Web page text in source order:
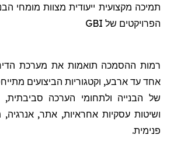
תמיכה מקצועית ייעודית מצוות מומחי
הפרויקטים של GBI
רמות ההסמכה תואמות את מערכת
אחד עד ארבע, וקטגוריות הביצועים
של הבנייה ולתחומי הערכה סביבתית,
ושיטות עסקיות אחראיות, אתר,
פנימית.